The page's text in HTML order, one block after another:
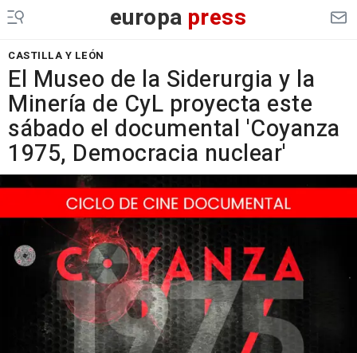
europa press
CASTILLA Y LEÓN
El Museo de la Siderurgia y la
Minería de CyL proyecta este
sábado el documental 'Coyanza
1975, Democracia nuclear'